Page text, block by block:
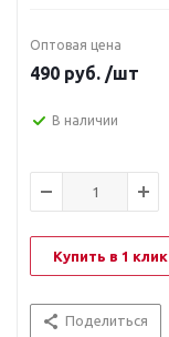
Оптовая цена
490 руб. /шт
В наличии
Купить в 1 клик
Поделиться